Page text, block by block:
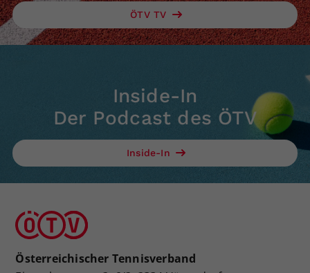
ÖTV TV
Inside-In
Der Podcast des ÖTV
Inside-In
Österreichischer Tennisverband